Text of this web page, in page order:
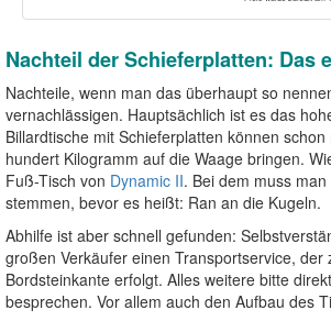
Nachteil der Schieferplatten: Das
Nachteile, wenn man das überhaupt so
vernachlässigen. Hauptsächlich ist es das
Billardtische mit Schieferplatten können
hundert Kilogramm auf die Waage bringen.
Fuß-Tisch von Dynamic II. Bei dem muss
stemmen, bevor es heißt: Ran an die Kugeln.
Abhilfe ist aber schnell gefunden:
großen Verkäufer einen Transportservice, der
Bordsteinkante erfolgt. Alles weitere bitte
besprechen. Vor allem auch den Aufbau des